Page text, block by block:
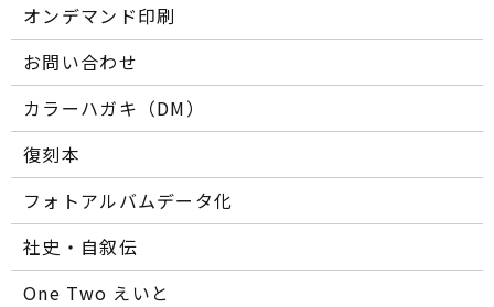
オンデマンド印刷
お問い合わせ
カラーハガキ（DM）
復刻本
フォトアルバムデータ化
社史・自叙伝
One Two えいと